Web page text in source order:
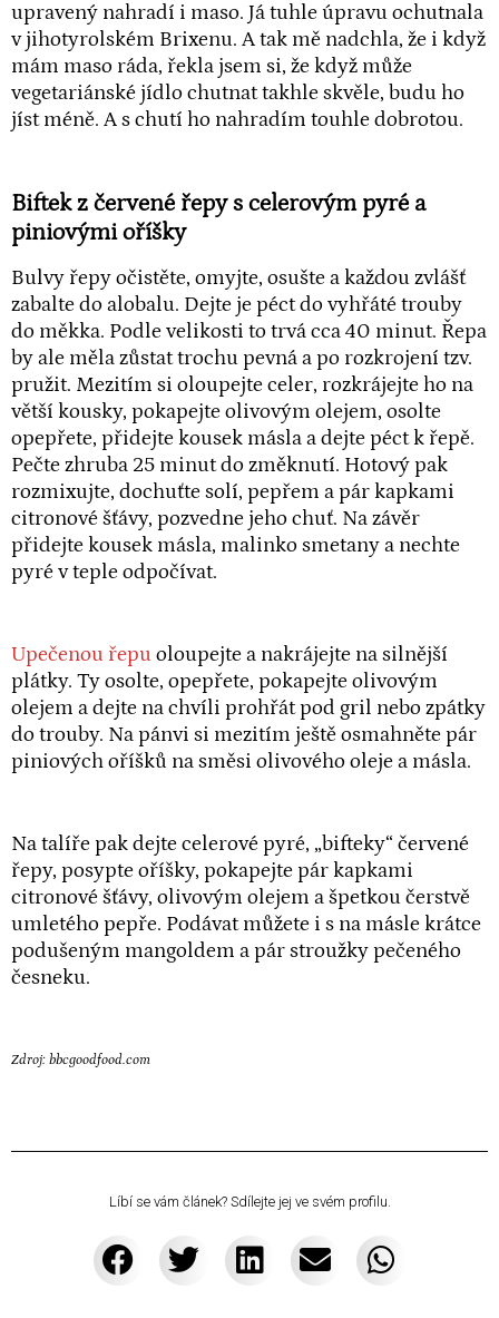
upravený nahradí i maso. Já tuhle úpravu ochutnala
v jihotyrolském Brixenu. A tak mě nadchla, že i když
mám maso ráda, řekla jsem si, že když může
vegetariánské jídlo chutnat takhle skvěle, budu ho
jíst méně. A s chutí ho nahradím touhle dobrotou.
Biftek z červené řepy s celerovým pyré a
piniovými oříšky
Bulvy řepy očistěte, omyjte, osušte a každou zvlášť
zabalte do alobalu. Dejte je péct do vyhřáté trouby
do měkka. Podle velikosti to trvá cca 40 minut. Řepa
by ale měla zůstat trochu pevná a po rozkrojení tzv.
pružit. Mezitím si oloupejte celer, rozkrájejte ho na
větší kousky, pokapejte olivovým olejem, osolte
opepřete, přidejte kousek másla a dejte péct k řepě.
Pečte zhruba 25 minut do změknutí. Hotový pak
rozmixujte, dochuťte solí, pepřem a pár kapkami
citronové šťávy, pozvedne jeho chuť. Na závěr
přidejte kousek másla, malinko smetany a nechte
pyré v teple odpočívat.
Upečenou řepuoloupejte a nakrájejte na silnější
plátky. Ty osolte, opepřete, pokapejte olivovým
olejem a dejte na chvíli prohřát pod gril nebo zpátky
do trouby. Na pánvi si mezitím ještě osmahněte pár
piniových oříšků na směsi olivového oleje a másla.
Na talíře pak dejte celerové pyré, „bifteky“ červené
řepy, posypte oříšky, pokapejte pár kapkami
citronové šťávy, olivovým olejem a špetkou čerstvě
umletého pepře. Podávat můžete i s na másle krátce
podušeným mangoldem a pár stroužky pečeného
česneku.
Zdroj: bbcgoodfood.com
Líbí se vám článek? Sdílejte jej ve svém profilu.